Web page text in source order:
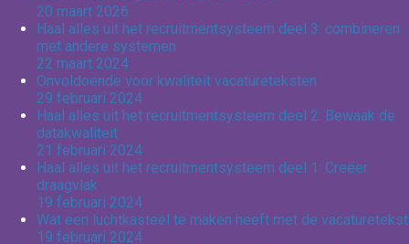
20 maart 2026
Haal alles uit het recruitmentsysteem deel 3: combineren
met andere systemen
22 maart 2024
Onvoldoende voor kwaliteit vacatureteksten
29 februari 2024
Haal alles uit het recruitmentsysteem deel 2: Bewaak de
datakwaliteit
21 februari 2024
Haal alles uit het recruitmentsysteem deel 1: Creëer
draagvlak
19 februari 2024
Wat een luchtkasteel te maken heeft met de vacaturetekst
19 februari 2024